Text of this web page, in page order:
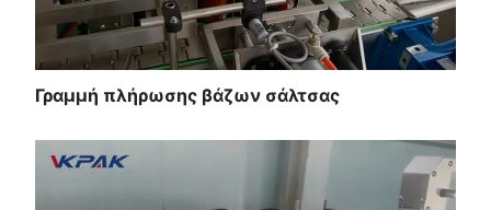
Γραμμή πλήρωσης βάζων σάλτσας